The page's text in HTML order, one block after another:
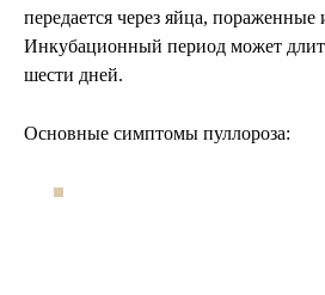
передается через яйца,
Инкубационный период может
шести дней.
Основные симптомы пуллороза: